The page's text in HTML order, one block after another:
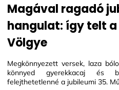
Magával ragadó
hangulat: így telt a
Völgye
Megkönnyezett versek, laza
könnyed gyerekkacaj és
felejthetetlenné a jubileumi 35.